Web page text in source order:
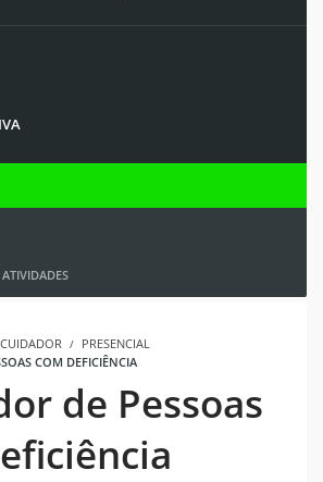
CUIDADOR
PRESENCIAL
COM DEFICIÊNCIA
de Pessoas